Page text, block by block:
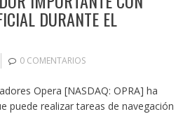
DURANTE EL
0 COMENTARIOS
Opera [NASDAQ: OPRA] ha
puede realizar tareas de navegación